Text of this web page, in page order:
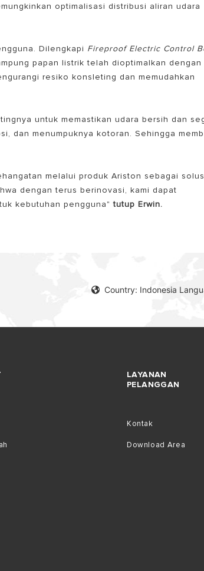
optimalisasi distribusi aliran udara
Dilengkapi Fireproof Electric Control
papan listrik telah dioptimalkan dengan
resiko konsleting dan memudahkan
untuk memastikan udara bersih dan
dan menumpuknya kotoran. Sehingga
melalui produk Ariston sebagai
dengan terus berinovasi, kami dapat
kebutuhan pengguna"tutup Erwin.
Country: Indonesia
LAYANAN
PELANGGAN
Kontak
Download Area